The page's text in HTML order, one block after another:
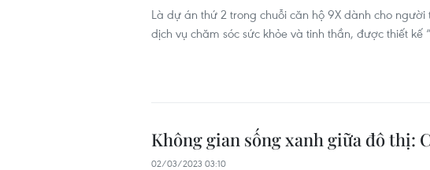
Là dự án thứ 2 trong chuỗi căn hộ 9X dành cho
dịch vụ chăm sóc sức khỏe và tinh thần, được thiết kế
Không gian sống xanh giữa đô thị:
02/03/2023 03:10